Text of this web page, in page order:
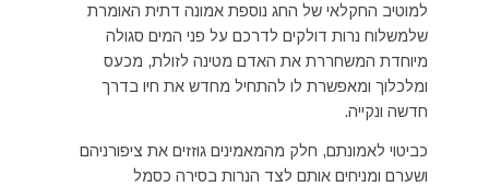
למוטיב החקלאי של החג נוספת אמונה דתית האומרת
שלמשלוח נרות דולקים לדרכם על פני המים סגולה
מיוחדת המשחררת את האדם מטינה לזולת, מכעס
ומלכלוך ומאפשרת לו להתחיל מחדש את חיו בדרך
חדשה ונקייה.
כביטוי לאמונתם, חלק מהמאמינים גוזזים את ציפורניהם
ושערם ומניחים אותם לצד הנרות בסירה כסמל